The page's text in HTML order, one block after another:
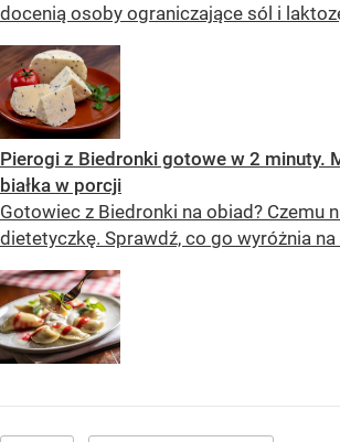
docenią osoby ograniczające sól i
Pierogi z Biedronki gotowe w 2 minuty.
białka w porcji
Gotowiec z Biedronki na obiad? Czemu
dietetyczkę. Sprawdź, co go wyróżnia